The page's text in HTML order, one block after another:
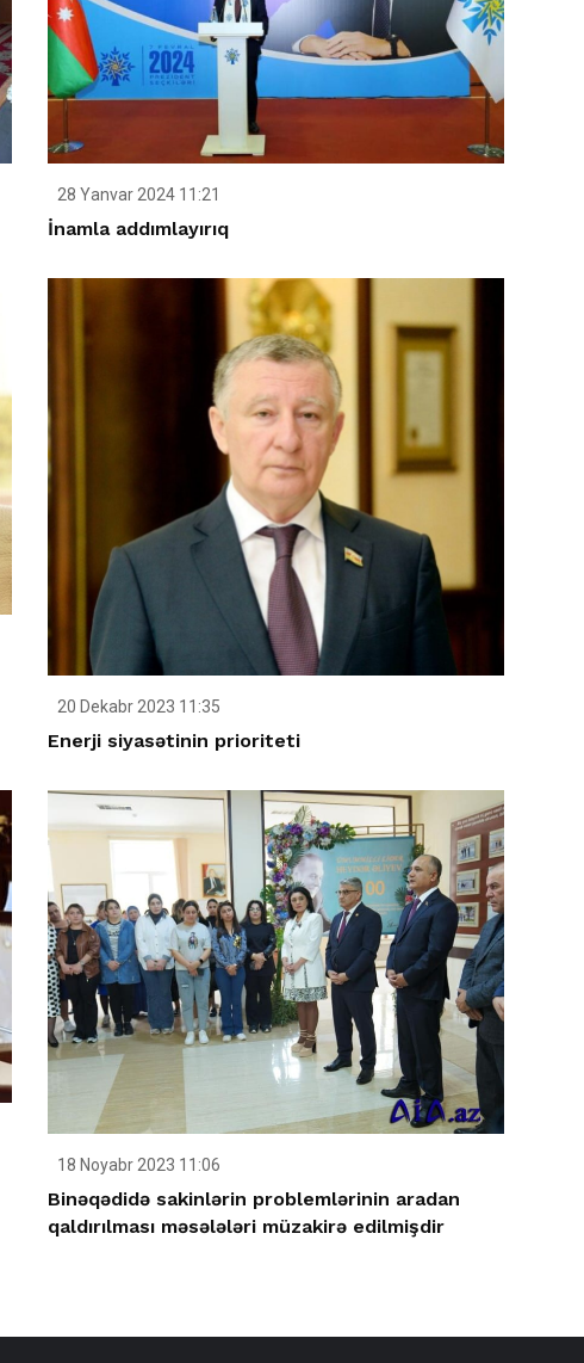
28 Yanvar 2024 11:21
İnamla addımlayırıq
20 Dekabr 2023 11:35
Enerji siyasətinin prioriteti
18 Noyabr 2023 11:06
Binəqədidə sakinlərin problemlərinin aradan
qaldırılması məsələləri müzakirə edilmişdir